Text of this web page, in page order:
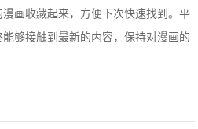
画收藏起来，方便下次快速找到。平
够接触到最新的内容，保持对漫画的